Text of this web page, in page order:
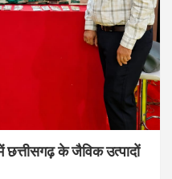
छत्तीसगढ़ के जैविक उत्पादों